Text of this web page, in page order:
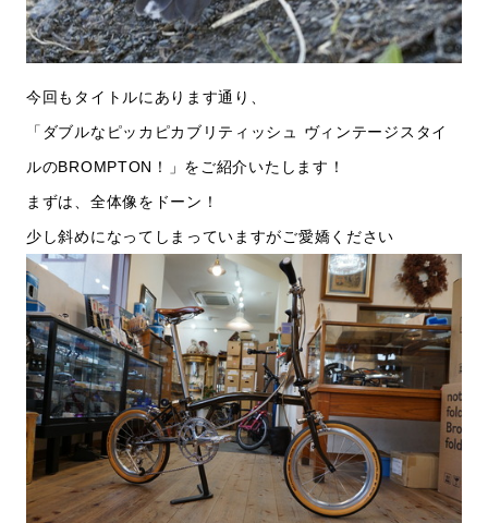
今回もタイトルにあります通り、
「ダブルなピッカピカブリティッシュ ヴィンテージスタイ
ルのBROMPTON！」をご紹介いたします！
まずは、全体像をドーン！
少し斜めになってしまっていますがご愛嬌ください